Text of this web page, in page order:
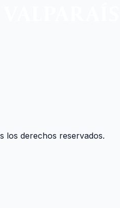
los derechos reservados.